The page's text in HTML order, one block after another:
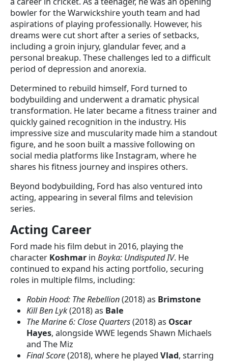
bowler for the Warwickshire youth team and had
aspirations of playing professionally. However, his
dreams were cut short after a series of setbacks,
including a groin injury, glandular fever, and a
personal breakup. These challenges led to a difficult
period of depression and anorexia.
Determined to rebuild himself, Ford turned to
bodybuilding and underwent a dramatic physical
transformation. He later became a fitness trainer and
quickly gained recognition in the industry. His
impressive size and muscularity made him a standout
figure, and he soon built a massive following on
social media platforms like Instagram, where he
shares his fitness journey and inspires others.
Beyond bodybuilding, Ford has also ventured into
acting, appearing in several films and television
series.
Acting Career
Ford made his film debut in 2016, playing the
character Koshmar in Boyka: Undisputed IV. He
continued to expand his acting portfolio, securing
roles in multiple films, including:
Robin Hood: The Rebellion(2018) as Brimstone
Kill Ben Lyk(2018) as Bale
The Marine 6: Close Quarters(2018) as Oscar
Hayes, alongside WWE legends Shawn Michaels
and The Miz
Final Score(2018), where he played Vlad, starring